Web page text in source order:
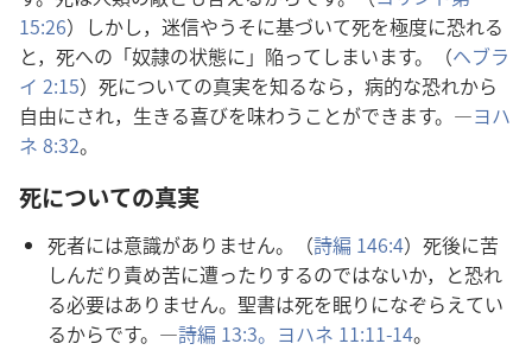
15:26）しかし， 迷信やうそに基づいて死を極度に恐れる
と， 死への「奴隷の状態に」 陥ってしまいます。（ヘブラ
イ 2:15） 死についての真実を知るなら， 病的な恐れから
自由にされ， 生きる喜びを味わうことができます。―ヨハ
ネ 8:32。
死についての真実
死者には意識がありません。（詩編 146:4） 死後に苦
しんだり責め苦に遭ったりするのではないか，と恐れ
る必要はありません。 聖書は死を眠りになぞらえてい
るからです。―詩編 13:3。 ヨハネ 11:11-14。